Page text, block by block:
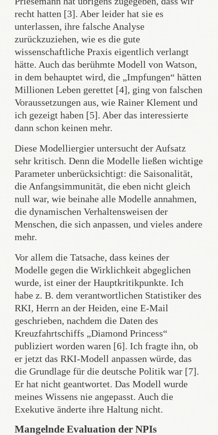
recht hatten [3]. Aber leider hat sie es
unterlassen, ihre falsche Analyse
zurückzuziehen, wie es die gute
wissenschaftliche Praxis eigentlich verlangt
hätte. Auch das berühmte Modell von Watson,
in dem behauptet wird, die „Impfungen“ hätten
Millionen Leben gerettet [4], ging von falschen
Voraussetzungen aus, wie Rainer Klement und
ich gezeigt haben [5]. Aber das interessierte
dann schon keinen mehr.
Diese Modelliergier untersucht der Aufsatz
sehr kritisch. Denn die Modelle ließen wichtige
Parameter unberücksichtigt: die Saisonalität,
die Anfangsimmunität, die eben nicht gleich
null war, wie beinahe alle Modelle annahmen,
die dynamischen Verhaltensweisen der
Menschen, die sich anpassen, und vieles andere
mehr.
Vor allem die Tatsache, dass keines der
Modelle gegen die Wirklichkeit abgeglichen
wurde, ist einer der Hauptkritikpunkte. Ich
habe z. B. dem verantwortlichen Statistiker des
RKI, Herrn an der Heiden, eine E-Mail
geschrieben, nachdem die Daten des
Kreuzfahrtschiffs „Diamond Princess“
publiziert worden waren [6]. Ich fragte ihn, ob
er jetzt das RKI-Modell anpassen würde, das
die Grundlage für die deutsche Politik war [7].
Er hat nicht geantwortet. Das Modell wurde
meines Wissens nie angepasst. Auch die
Exekutive änderte ihre Haltung nicht.
Mangelnde Evaluation der NPIs